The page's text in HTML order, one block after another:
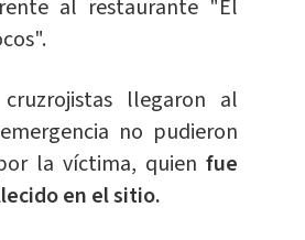
al restaurante "El
llegaron al
no pudieron
la víctima, quien fue
en el sitio.